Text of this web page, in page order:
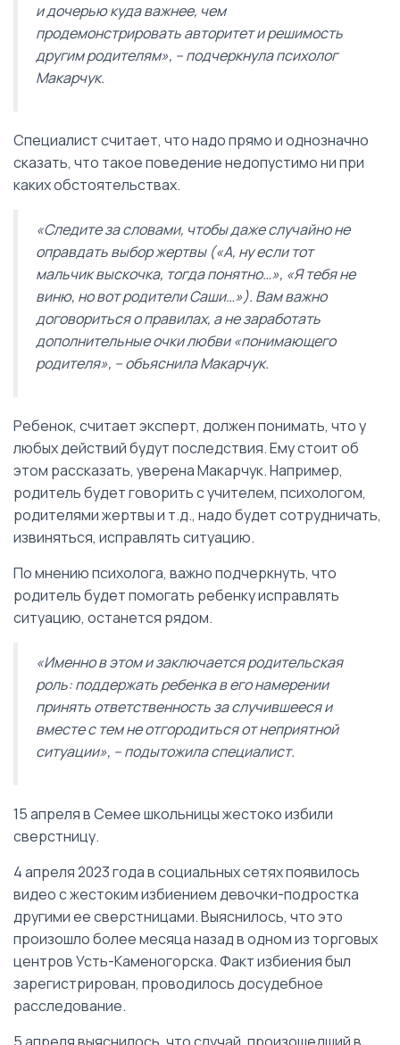
и дочерью куда важнее, чем
продемонстрировать авторитет и решимость
другим родителям», – подчеркнула психолог
Макарчук.
Специалист считает, что надо прямо и однозначно
сказать, что такое поведение недопустимо ни при
каких обстоятельствах.
«Следите за словами, чтобы даже случайно не
оправдать выбор жертвы («А, ну если тот
мальчик выскочка, тогда понятно…», «Я тебя не
виню, но вот родители Саши…»). Вам важно
договориться о правилах, а не заработать
дополнительные очки любви «понимающего
родителя», – объяснила Макарчук.
Ребенок, считает эксперт, должен понимать, что у
любых действий будут последствия. Ему стоит об
этом рассказать, уверена Макарчук. Например,
родитель будет говорить с учителем, психологом,
родителями жертвы и т.д., надо будет сотрудничать,
извиняться, исправлять ситуацию.
По мнению психолога, важно подчеркнуть, что
родитель будет помогать ребенку исправлять
ситуацию, останется рядом.
«Именно в этом и заключается родительская
роль: поддержать ребенка в его намерении
принять ответственность за случившееся и
вместе с тем не отгородиться от неприятной
ситуации», – подытожила специалист.
15 апреля в Семее школьницы жестоко избили
сверстницу.
4 апреля 2023 года в социальных сетях появилось
видео с жестоким избиением девочки-подростка
другими ее сверстницами. Выяснилось, что это
произошло более месяца назад в одном из торговых
центров Усть-Каменогорска. Факт избиения был
зарегистрирован, проводилось досудебное
расследование.